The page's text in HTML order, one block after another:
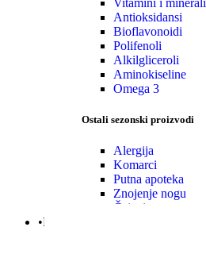
Vitamini i minerali
Antioksidansi
Bioflavonoidi
Polifenoli
Alkilgliceroli
Aminokiseline
Omega 3
Ostali sezonski proizvodi
Alergija
Komarci
Putna apoteka
Znojenje nogu
Čajevi
•Mama|Bebe|Polno zdrav.